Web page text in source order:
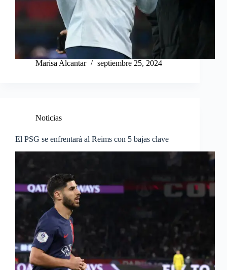
Marisa Alcantar septiembre 25, 2024
Noticias
El PSG se enfrentará al Reims con 5 bajas clave